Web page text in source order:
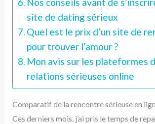
Nos conseils avant de
site de dating sérieux
Quel est le prix d’un site de
pour trouver l’amour ?
Mon avis sur les plateformes
relations sérieuses online
Comparatif de la rencontre sérieuse en
Ces derniers mois, j’ai pris le temps de